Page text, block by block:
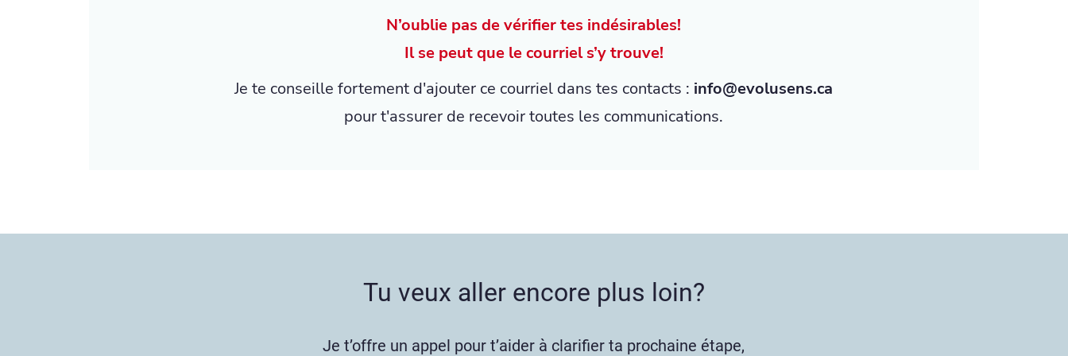
N’oublie pas de vérifier tes indésirables!
Il se peut que le courriel s’y trouve!
Je te conseille fortement d'ajouter ce courriel dans tes contacts : info@evolusens.ca
pour t'assurer de recevoir toutes les communications.
Tu veux aller encore plus loin?
Je t’offre un appel pour t’aider à clarifier ta prochaine étape,